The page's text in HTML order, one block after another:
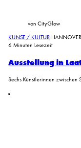
von CityGlow
KUNST / KULTUR HANNOVER
6 Minuten Lesezeit
Ausstellung in
Sechs Künstlerinnen